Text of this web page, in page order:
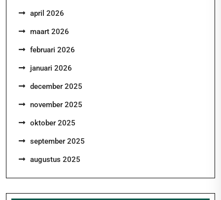
april 2026
maart 2026
februari 2026
januari 2026
december 2025
november 2025
oktober 2025
september 2025
augustus 2025